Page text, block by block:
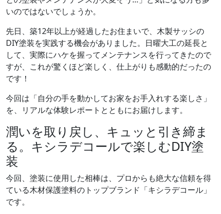
いのではないでしょうか。
先日、築12年以上が経過したお住まいで、木製サッシの
DIY塗装を実践する機会がありました。日曜大工の延長と
して、実際にハケを握ってメンテナンスを行ってきたので
すが、これが驚くほど楽しく、仕上がりも感動的だったの
です！
今回は「自分の手を動かしてお家をお手入れする楽しさ」
を、リアルな体験レポートとともにお届けします。
潤いを取り戻し、キュッと引き締ま
る。キシラデコールで楽しむDIY塗
装
今回、塗装に使用した相棒は、プロからも絶大な信頼を得
ている木材保護塗料のトップブランド「キシラデコール」
です。